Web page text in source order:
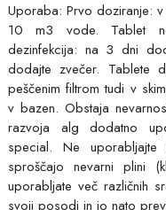
Uporaba: Prvo doziranje:
10 m3 vode. Tablet
dezinfekcija: na 3 dni
dodajte zvečer. Tablete
peščenim filtrom tudi v
v bazen. Obstaja
razvoja alg dodatno
special. Ne
sproščajo nevarni plini
uporabljate več različnih
svoji posodi in jo nato